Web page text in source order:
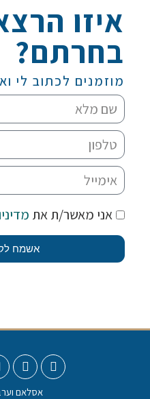
איזו
בחרתם?
מוזמנים לכתוב לי
אני מאשר/ת את
אשמח
אסלאם